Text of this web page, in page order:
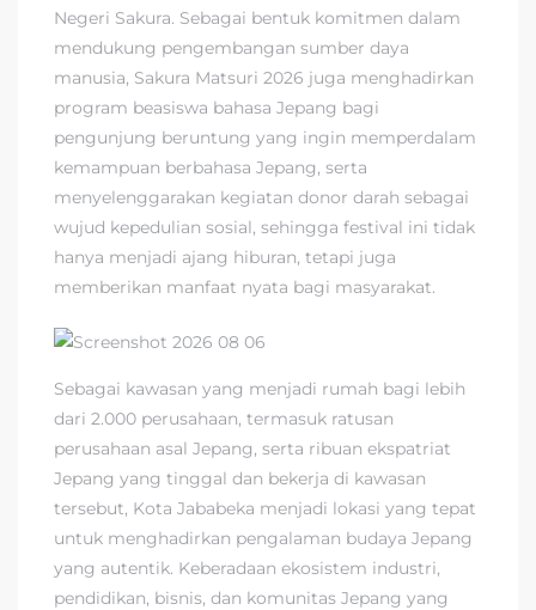
Negeri Sakura. Sebagai bentuk komitmen dalam
mendukung pengembangan sumber daya
manusia, Sakura Matsuri 2026 juga menghadirkan
program beasiswa bahasa Jepang bagi
pengunjung beruntung yang ingin memperdalam
kemampuan berbahasa Jepang, serta
menyelenggarakan kegiatan donor darah sebagai
wujud kepedulian sosial, sehingga festival ini tidak
hanya menjadi ajang hiburan, tetapi juga
memberikan manfaat nyata bagi masyarakat.
Sebagai kawasan yang menjadi rumah bagi lebih
dari 2.000 perusahaan, termasuk ratusan
perusahaan asal Jepang, serta ribuan ekspatriat
Jepang yang tinggal dan bekerja di kawasan
tersebut, Kota Jababeka menjadi lokasi yang tepat
untuk menghadirkan pengalaman budaya Jepang
yang autentik. Keberadaan ekosistem industri,
pendidikan, bisnis, dan komunitas Jepang yang